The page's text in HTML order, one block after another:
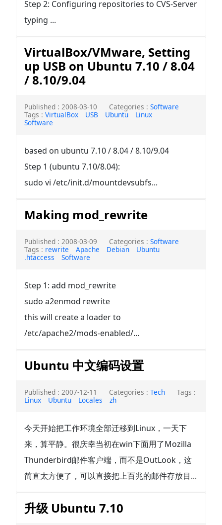
Step 2: Configuring repositories to CVS-Server
typing ...
VirtualBox/VMware, Setting
up USB on Ubuntu 7.10 / 8.04
/ 8.10/9.04
Published : 2008-03-10 Categories : Software
Tags : VirtualBox USB Ubuntu
Linux
Software
based on ubuntu 7.10 / 8.04 / 8.10/9.04
Step 1 (ubuntu 7.10/8.04):
sudo vi /etc/init.d/mountdevsubfs...
Making mod_rewrite
Published : 2008-03-09 Categories : Software
Tags : rewrite Apache Debian
Ubuntu
.htaccess
Software
Step 1: add mod_rewrite
sudo a2enmod rewrite
this will create a loader to
/etc/apache2/mods-enabled/...
Ubuntu 中文编码设置
Published : 2007-12-11 Categories : Tech
Tags :
Linux
Ubuntu Locales zh
今天开始把工作环境全部迁移到Linux，一天下
来，算平静。很庆幸当初在win下面用了Mozilla
Thunderbird邮件客户端，而不是OutLook，这
简直太方便了，可以直接把上百兆的邮件存放目...
升级 Ubuntu 7.10